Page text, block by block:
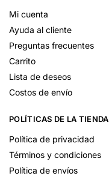
Mi cuenta
Ayuda al cliente
Preguntas frecuentes
Carrito
Lista de deseos
Costos de envío
POLÍTICAS DE LA TIENDA
Política de privacidad
Términos y condiciones
Política de envíos